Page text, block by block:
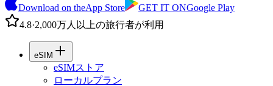
Download on theApp Store GET IT ONGoogle Play
4.8·2,000万人以上の旅行者が利用
eSIM
eSIMストア
ローカルプラン